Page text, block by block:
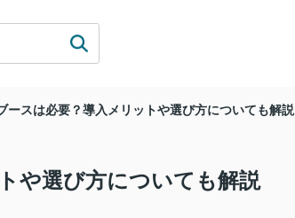
ースは必要？導入メリットや選び方についても解説
や選び方についても解説